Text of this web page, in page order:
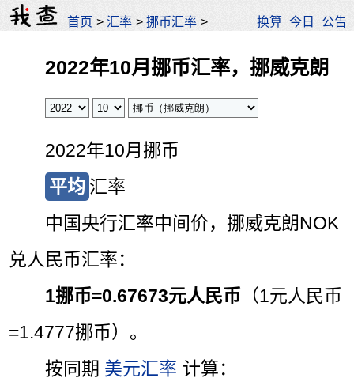
首页 >汇率 >挪币汇率 > 换算 今日 公告
2022年10月挪币汇率，挪威克朗
2022年10月挪币
平均 汇率
中国央行汇率中间价，挪威克朗NOK
兑人民币汇率：
1挪币=0.67673元人民币 （1元人民币
=1.4777挪币）。
按同期 美元汇率 计算：